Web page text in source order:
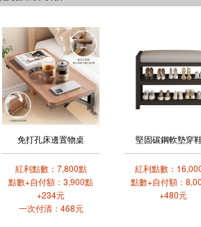
免打孔床邊置物桌
紅利點數：7,800點
點數+自付額：3,900點
+234元
一次付清：468元
堅固碳鋼軟墊穿
紅利點數：
點數+自付額：
+480元